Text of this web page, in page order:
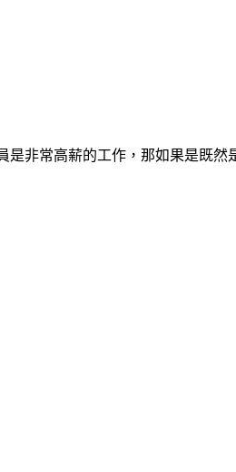
非常高薪的工作，那如果是既